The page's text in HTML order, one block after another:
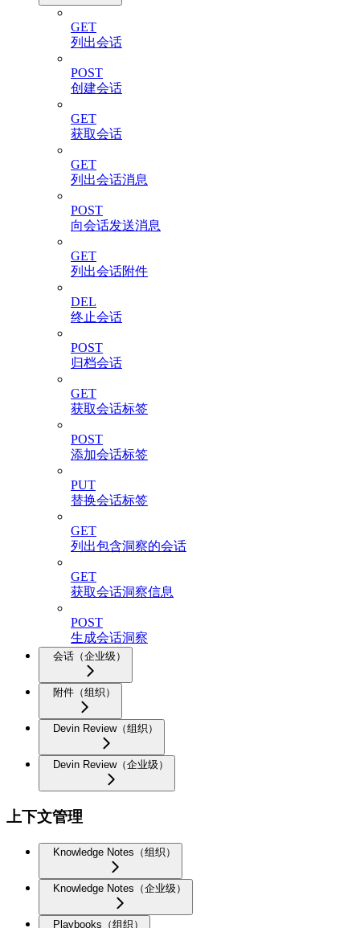
GET
列出会话
POST
创建会话
GET
获取会话
GET
列出会话消息
POST
向会话发送消息
GET
列出会话附件
DEL
终止会话
POST
归档会话
GET
获取会话标签
POST
添加会话标签
PUT
替换会话标签
GET
列出包含洞察的会话
GET
获取会话洞察信息
POST
生成会话洞察
会话（企业级）
附件（组织）
Devin Review（组织）
Devin Review（企业级）
上下文管理
Knowledge Notes（组织）
Knowledge Notes（企业级）
Playbooks（组织）